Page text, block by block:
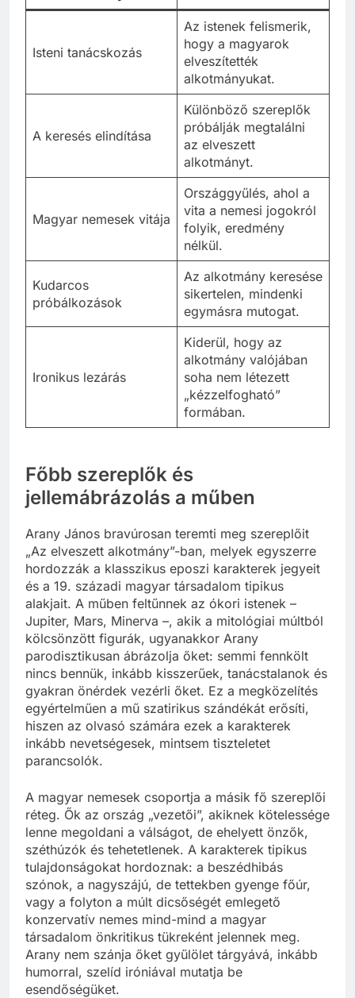
Isteni tanácskozás
Az istenek felismerik,
hogy a magyarok
elveszítették
alkotmányukat.
A keresés elindítása
Különböző szereplők
próbálják megtalálni
az elveszett
alkotmányt.
Magyar nemesek vitája
Országgyűlés, ahol a
vita a nemesi jogokról
folyik, eredmény
nélkül.
Kudarcos
próbálkozások
Az alkotmány keresése
sikertelen, mindenki
egymásra mutogat.
Ironikus lezárás
Kiderül, hogy az
alkotmány valójában
soha nem létezett
„kézzelfogható”
formában.
Főbb szereplők és
jellemábrázolás a műben
Arany János bravúrosan teremti meg szereplőit
„Az elveszett alkotmány”-ban, melyek egyszerre
hordozzák a klasszikus eposzi karakterek jegyeit
és a 19. századi magyar társadalom tipikus
alakjait. A műben feltűnnek az ókori istenek –
Jupiter, Mars, Minerva –, akik a mitológiai múltból
kölcsönzött figurák, ugyanakkor Arany
parodisztikusan ábrázolja őket: semmi fennkölt
nincs bennük, inkább kisszerűek, tanácstalanok és
gyakran önérdek vezérli őket. Ez a megközelítés
egyértelműen a mű szatirikus szándékát erősíti,
hiszen az olvasó számára ezek a karakterek
inkább nevetségesek, mintsem tiszteletet
parancsolók.
A magyar nemesek csoportja a másik fő szereplői
réteg. Ők az ország „vezetői”, akiknek kötelessége
lenne megoldani a válságot, de ehelyett önzők,
széthúzók és tehetetlenek. A karakterek tipikus
tulajdonságokat hordoznak: a beszédhibás
szónok, a nagyszájú, de tettekben gyenge főúr,
vagy a folyton a múlt dicsőségét emlegető
konzervatív nemes mind-mind a magyar
társadalom önkritikus tükreként jelennek meg.
Arany nem szánja őket gyűlölet tárgyává, inkább
humorral, szelíd iróniával mutatja be
esendőségüket.